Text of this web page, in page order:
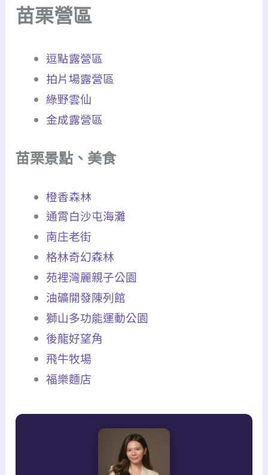
苗栗營區
逗點露營區
拍片場露營區
綠野雲仙
金成露營區
苗栗景點、美食
橙香森林
通霄白沙屯海灘
南庄老街
格林奇幻森林
苑裡灣麗親子公園
油礦開發陳列館
獅山多功能運動公園
後龍好望角
飛牛牧場
福樂麵店